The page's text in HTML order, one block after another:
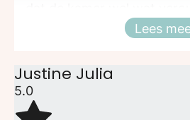
upgrade kan gebruiken,
was de massage en
Sluiten
Lees
Justine Julia
5.0